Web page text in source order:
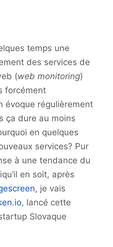
temps une
des services de
(web monitoring)
forcément
évoque régulièrement
ça dure au moins
en quelques
services? Pur
à une tendance du
en soit, après
, je vais
, lancé cette
Slovaque